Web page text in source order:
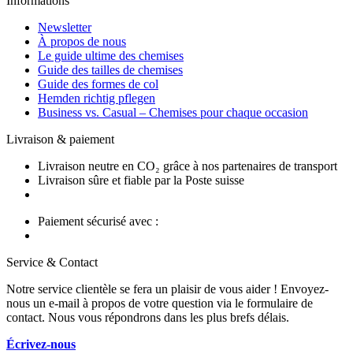
Newsletter
À propos de nous
Le guide ultime des chemises
Guide des tailles de chemises
Guide des formes de col
Hemden richtig pflegen
Business vs. Casual – Chemises pour chaque occasion
Livraison & paiement
Livraison neutre en CO₂ grâce à nos partenaires de transport
Livraison sûre et fiable par la Poste suisse
Paiement sécurisé avec :
Service & Contact
Notre service clientèle se fera un plaisir de vous aider ! Envoyez-
nous un e-mail à propos de votre question via le formulaire de
contact. Nous vous répondrons dans les plus brefs délais.
Écrivez-nous